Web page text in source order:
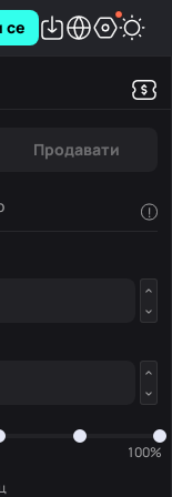
се
Продавати
!
100%